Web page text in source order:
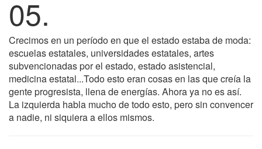
05.
Crecimos en un período en que el estado estaba de moda:
escuelas estatales, universidades estatales, artes
subvencionadas por el estado, estado asistencial,
medicina estatal...Todo esto eran cosas en las que creía la
gente progresista, llena de energías. Ahora ya no es así.
La izquierda habla mucho de todo esto, pero sin convencer
a nadie, ni siquiera a ellos mismos.